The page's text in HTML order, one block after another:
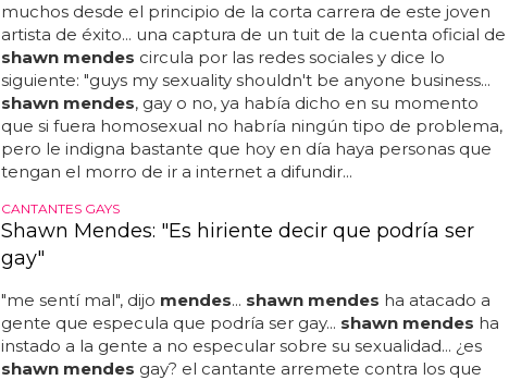
muchos desde el principio de la corta carrera de este joven
artista de éxito... una captura de un tuit de la cuenta oficial de
shawn mendes circula por las redes sociales y dice lo
siguiente: "guys my sexuality shouldn't be anyone business...
shawn mendes, gay o no, ya había dicho en su momento
que si fuera homosexual no habría ningún tipo de problema,
pero le indigna bastante que hoy en día haya personas que
tengan el morro de ir a internet a difundir...
CANTANTES GAYS
Shawn Mendes: "Es hiriente decir que podría ser
gay"
"me sentí mal", dijo mendes... shawn mendes ha atacado a
gente que especula que podría ser gay... shawn mendes ha
instado a la gente a no especular sobre su sexualidad... ¿es
shawn mendes gay? el cantante arremete contra los que